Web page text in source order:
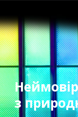
з